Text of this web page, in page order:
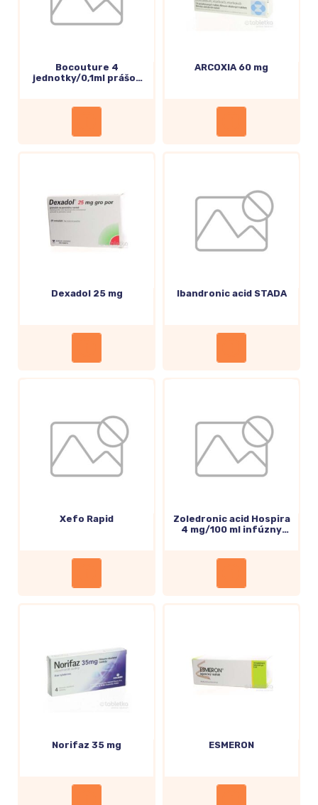
Bocouture 4
jednotky/0,1ml prášok
ARCOXIA 60 mg
Dexadol 25 mg Ibandronic acid STADA
Xefo Rapid
Zoledronic acid Hospira
4 mg/100 ml infúzny
Norifaz 35 mg ESMERON